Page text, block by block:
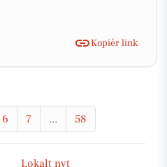
Kopiér link
6 7 ... 58
Lokalt nyt